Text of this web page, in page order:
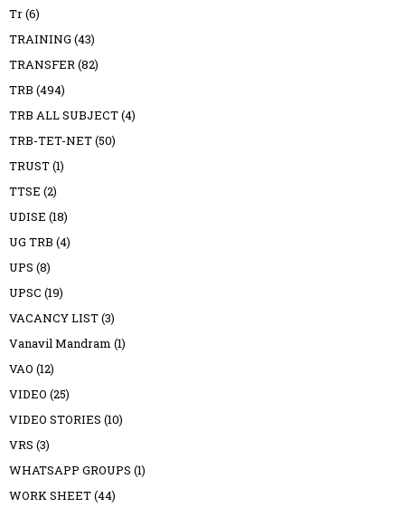
Tr(6)
TRAINING (43)
TRANSFER(82)
TRB (494)
TRB ALL SUBJECT(4)
TRB-TET-NET(50)
TRUST(1)
TTSE (2)
UDISE (18)
UG TRB (4)
UPS (8)
UPSC (19)
VACANCY LIST(3)
Vanavil Mandram (1)
VAO (12)
VIDEO (25)
VIDEO STORIES (10)
VRS (3)
WHATSAPP GROUPS (1)
WORK SHEET(44)